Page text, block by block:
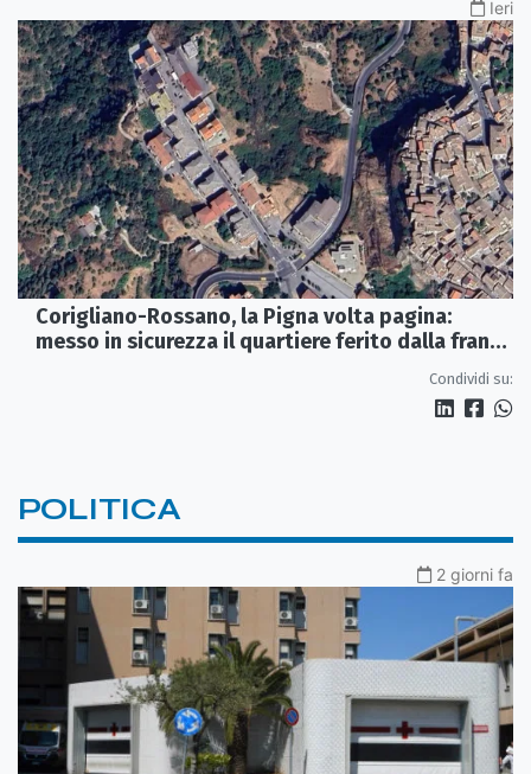
Ieri
Corigliano-Rossano, la Pigna volta pagina:
messo in sicurezza il quartiere ferito dalla frana
Condividi su:
POLITICA
2 giorni fa